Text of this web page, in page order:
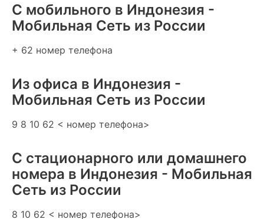
C мобильного в Индонезия -
Мобильная Сеть из России
+ 62 номер телефона
Из офиса в Индонезия -
Мобильная Сеть из России
9 8 10 62 < номер телефона>
С стационарного или домашнего
номера в Индонезия - Мобильная
Сеть из России
8 10 62 < номер телефона>